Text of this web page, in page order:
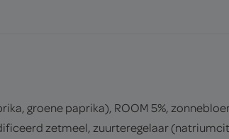
groene paprika), ROOM 5%,
zetmeel, zuurteregelaar